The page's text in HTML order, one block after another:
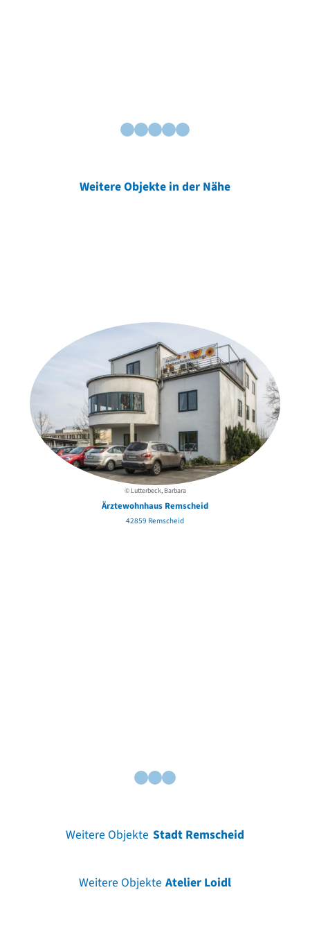
Weitere Objekte in der Nähe
© Lutterbeck, Barbara
Ärztewohnhaus Remscheid
42859 Remscheid
Weitere Objekte Stadt Remscheid
Weitere Objekte Atelier Loidl